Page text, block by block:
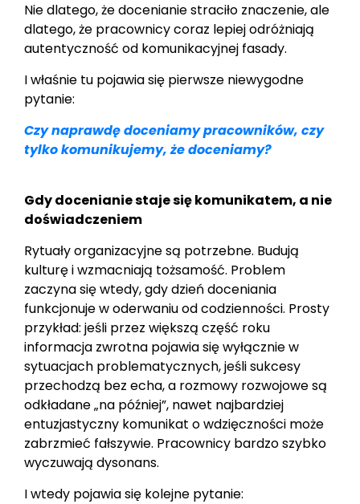
Nie dlatego, że docenianie straciło znaczenie, ale
dlatego, że pracownicy coraz lepiej odróżniają
autentyczność od komunikacyjnej fasady.
I właśnie tu pojawia się pierwsze niewygodne
pytanie:
Czy naprawdę doceniamy pracowników, czy
tylko komunikujemy, że doceniamy?
Gdy docenianie staje się komunikatem, a nie
doświadczeniem
Rytuały organizacyjne są potrzebne. Budują
kulturę i wzmacniają tożsamość. Problem
zaczyna się wtedy, gdy dzień doceniania
funkcjonuje w oderwaniu od codzienności. Prosty
przykład: jeśli przez większą część roku
informacja zwrotna pojawia się wyłącznie w
sytuacjach problematycznych, jeśli sukcesy
przechodzą bez echa, a rozmowy rozwojowe są
odkładane „na później”, nawet najbardziej
entuzjastyczny komunikat o wdzięczności może
zabrzmieć fałszywie. Pracownicy bardzo szybko
wyczuwają dysonans.
I wtedy pojawia się kolejne pytanie: